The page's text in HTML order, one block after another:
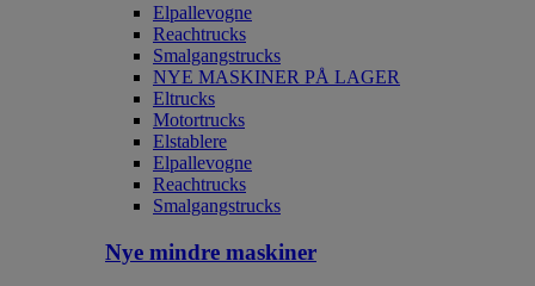
Elpallevogne
Reachtrucks
Smalgangstrucks
NYE MASKINER PÅ LAGER
Eltrucks
Motortrucks
Elstablere
Elpallevogne
Reachtrucks
Smalgangstrucks
Nye mindre maskiner